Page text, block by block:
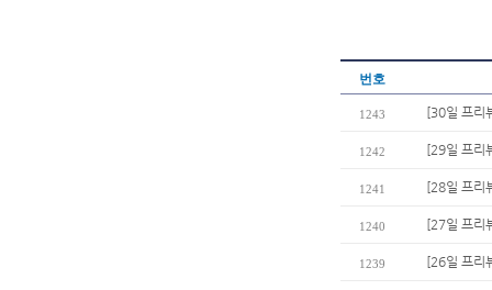
번호
1243 [30일 프리
1242 [29일 프리
1241 [28일 프리
1240 [27일 프리
1239 [26일 프리